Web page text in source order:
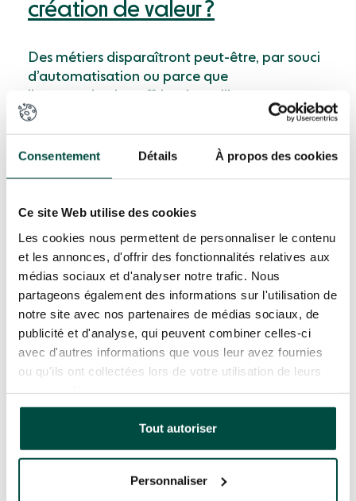
Consentement Détails À propos des cookies
Ce site Web utilise des cookies
Les cookies nous permettent de personnaliser le contenu
et les annonces, d'offrir des fonctionnalités relatives aux
médias sociaux et d'analyser notre trafic. Nous
partageons également des informations sur l'utilisation de
notre site avec nos partenaires de médias sociaux, de
publicité et d'analyse, qui peuvent combiner celles-ci
avec d'autres informations que vous leur avez fournies
ou qu'ils ont collectées lors de votre utilisation de leurs
continuez à utiliser notre site Web.
Tout autoriser
Personnaliser
création de valeur ?
Des métiers disparaîtront peut-être, par souci
d’automatisation ou parce que
garanties de sécurité et de productivité. La
majorité des professions vont surtout utiliser
de plusen plus les machines sans qu’elles ne
systèmes algorithmiques ont une capacité à
notre cerveau n’a pas. En cela, ils offrent des
possibilités incroyables. D’où l’importance de
comprendre ce qu’elles peuvent pour nous.
Le terreau de culture – scientifique – doit venir
de ceux qui manipulent l’IA. Il s’agit d’adopter
une approche par les risques et de mettre en
conformité, comme l’exposent les guides de la
CNIL par exemple, et de coconstruire des
rechercher de la valeur.